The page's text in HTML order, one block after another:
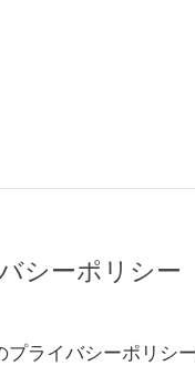
シーポリシー
プライバシーポリシ